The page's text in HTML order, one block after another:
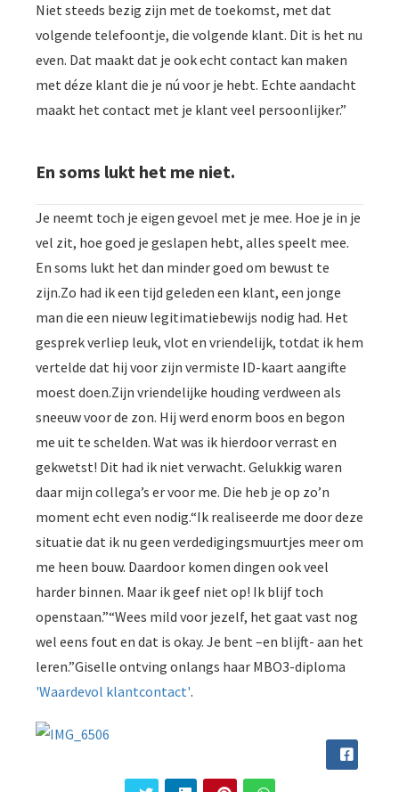
Niet steeds bezig zijn met de toekomst, met dat
volgende telefoontje, die volgende klant. Dit is het nu
even. Dat maakt dat je ook echt contact kan maken
met déze klant die je nú voor je hebt. Echte aandacht
maakt het contact met je klant veel persoonlijker.”
En soms lukt het me niet.
Je neemt toch je eigen gevoel met je mee. Hoe je in je
vel zit, hoe goed je geslapen hebt, alles speelt mee.
En soms lukt het dan minder goed om bewust te
zijn.Zo had ik een tijd geleden een klant, een jonge
man die een nieuw legitimatiebewijs nodig had. Het
gesprek verliep leuk, vlot en vriendelijk, totdat ik hem
vertelde dat hij voor zijn vermiste ID-kaart aangifte
moest doen.Zijn vriendelijke houding verdween als
sneeuw voor de zon. Hij werd enorm boos en begon
me uit te schelden. Wat was ik hierdoor verrast en
gekwetst! Dit had ik niet verwacht. Gelukkig waren
daar mijn collega’s er voor me. Die heb je op zo’n
moment echt even nodig.“Ik realiseerde me door deze
situatie dat ik nu geen verdedigingsmuurtjes meer om
me heen bouw. Daardoor komen dingen ook veel
harder binnen. Maar ik geef niet op! Ik blijf toch
openstaan.”“Wees mild voor jezelf, het gaat vast nog
wel eens fout en dat is okay. Je bent –en blijft- aan het
leren.”Giselle ontving onlangs haar MBO3-diploma
'Waardevol klantcontact'.